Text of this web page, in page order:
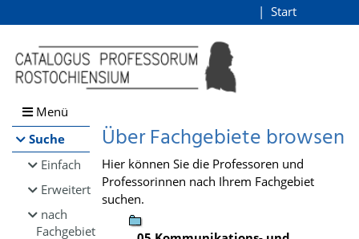
Browsen
direkt zum Inhalt
Start
Menü
Suche
Einfach
Erweitert
nach
Fachgebiet
Über Fachgebiete browsen
Hier können Sie die Professoren und
Professorinnen nach Ihrem Fachgebiet
suchen.